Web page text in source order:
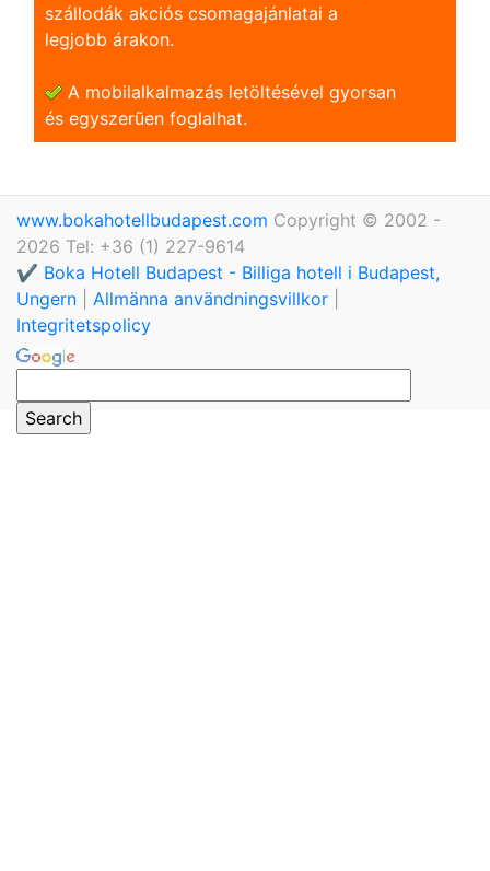
szállodák akciós csomagajánlatai a
legjobb árakon.
A mobilalkalmazás letöltésével gyorsan
és egyszerũen foglalhat.
www.bokahotellbudapest.com Copyright © 2002 -
2026 Tel: +36 (1) 227-9614
✔️ Boka Hotell Budapest - Billiga hotell i Budapest,
Ungern
Allmänna användningsvillkor
Integritetspolicy